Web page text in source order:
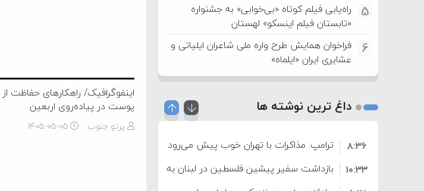
اینفوگرافیک/ راهکارهای حفاظت از
پوست در پیاده‌روی اربعین
پرتو جنوب ۱۴۰۵-۰۵-۰۵
5
راه‌یابی فیلم کوتاه «بی‌خوابی» به جشنواره
«تابستان فیلم اینسکو» لهستان
6
فراخوان همایش طرح واره ملی شاعران ایلیاتی و
عشایری ایران «ایلماه»
داغ ترین نوشته ها
ترامپ: مذاکرات با تهران خوب پیش می‌رود
۸:۳۶
بازداشت سفیر پیشین فلسطین در لبنان به اتهام فساد و اختلاس اموال
۱۰:۳۳